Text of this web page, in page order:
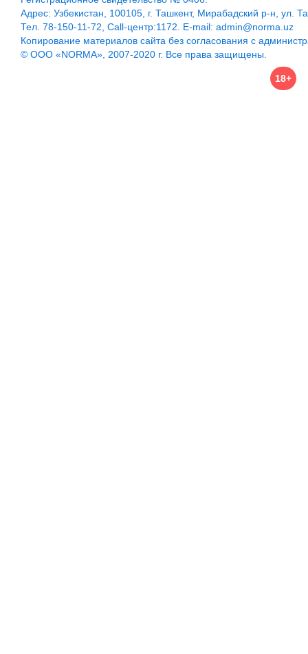
Адрес: Узбекистан, 100105, г. Ташкент, Мирабадский р-н, ул.
Тел. 78-150-11-72, Call-центр:1172. E-mail: admin@norma.uz
Копирование материалов сайта без согласования с
© ООО «NORMA», 2007-2020 г. Все права защищены.
18+